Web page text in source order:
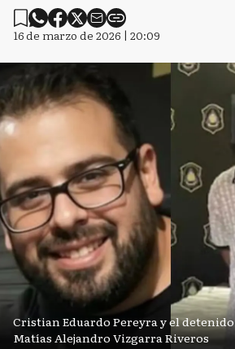
16 de marzo de 2026 | 20:09
Cristian Eduardo Pereyra y el detenido
Matías Alejandro Vizgarra Riveros